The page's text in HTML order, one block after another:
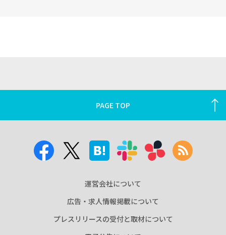
PAGE TOP
運営会社について
広告・求人情報掲載について
プレスリリースの受付と取材について